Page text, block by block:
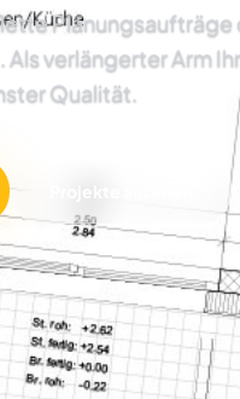
verlängerter Arm
Qualität.